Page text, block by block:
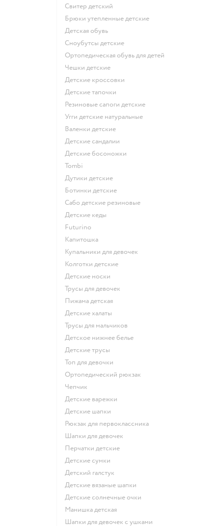
Свитер детский
Брюки утепленные детские
Детская обувь
Сноубутсы детские
Ортопедическая обувь для детей
Чешки детские
Детские кроссовки
Детские тапочки
Резиновые сапоги детские
Угги детские натуральные
Валенки детские
Детские сандалии
Детские босоножки
Tombi
Дутики детские
Ботинки детские
Сабо детские резиновые
Детские кеды
Futurino
Капитошка
Купальники для девочек
Колготки детские
Детские носки
Трусы для девочек
Пижама детская
Детские халаты
Трусы для мальчиков
Детское нижнее белье
Детские трусы
Топ для девочки
Ортопедический рюкзак
Чепчик
Детские варежки
Детские шапки
Рюкзак для первоклассника
Шапки для девочек
Перчатки детские
Детские сумки
Детский галстук
Детские вязаные шапки
Детские солнечные очки
Манишка детская
Шапки для девочек с ушками